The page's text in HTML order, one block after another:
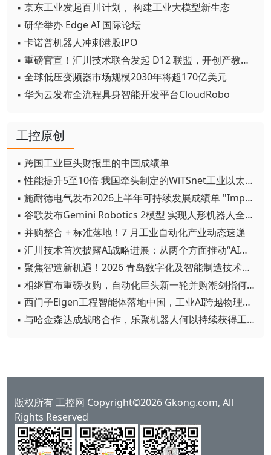
▪ 京东工业发起百川计划， 构建工业大模型新生态
▪ 研华举办 Edge AI 国际论坛
▪ 卡诺普机器人冲刺港股IPO
▪ 重磅官宣！汇川技术联合发起 D12 联盟，开创产教融合新范式
▪ 全球低压变频器市场规模2030年将超170亿美元
▪ 华为云发布全流程具身智能开发平台CloudRobo
工控原创
▪ 跨国工业巨头财报里的中国成绩单
▪ 性能提升5至10倍 我国牵头制定的WiTSnet工业以太网国际标准正式发布
▪ 施耐德电气发布2026上半年可持续发展成绩单 "Impact 2030"路线图开局稳健
▪ 谷歌发布Gemini Robotics 2模型 实现人形机器人全身智能控制突破
▪ 并购整合 + 标准落地！7 月工业自动化产业动态速递
▪ 汇川技术首次披露AI战略进展：从两个方面推动“AI业务化”落地
▪ 聚焦智造新机遇！2026 青岛数字化及智能制造技术论坛圆满落幕
▪ 相继宣布重磅收购，自动化巨头新一轮并购潮剑指何方？
▪ 西门子Eigen工程智能体落地中国，工业AI跨越物理世界“确定性”拐点
▪ 与哈金森达成战略合作，乐聚机器人何以持续获得工业巨头青睐？
版权所有 工控网 Copyright©2026 Gkong.com, All
Rights Reserved